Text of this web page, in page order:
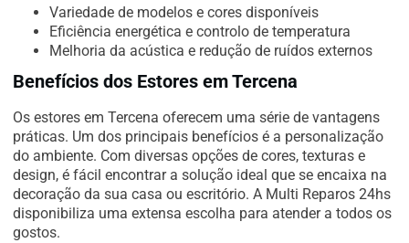
Variedade de modelos e cores disponíveis
Eficiência energética e controlo de temperatura
Melhoria da acústica e redução de ruídos externos
Benefícios dos Estores em Tercena
Os estores em Tercena oferecem uma série de vantagens
práticas. Um dos principais benefícios é a personalização
do ambiente. Com diversas opções de cores, texturas e
design, é fácil encontrar a solução ideal que se encaixa na
decoração da sua casa ou escritório. A Multi Reparos 24hs
disponibiliza uma extensa escolha para atender a todos os
gostos.